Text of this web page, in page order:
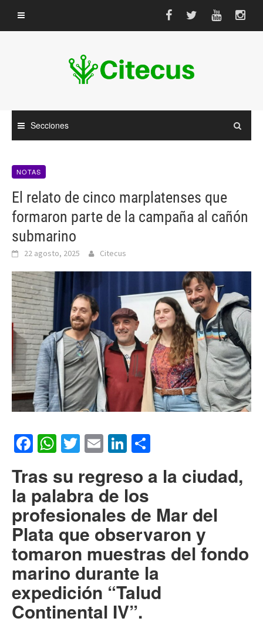
contenido
Secciones
NOTAS
El relato de cinco marplatenses que
formaron parte de la campaña al cañón
submarino
22 agosto, 2025 Citecus
Facebook
WhatsApp
Twitter
EmailLinkedIn
Tras su regreso a la ciudad,
la palabra de los
profesionales de Mar del
Plata que observaron y
tomaron muestras del fondo
marino durante la
expedición “Talud
Continental IV”.